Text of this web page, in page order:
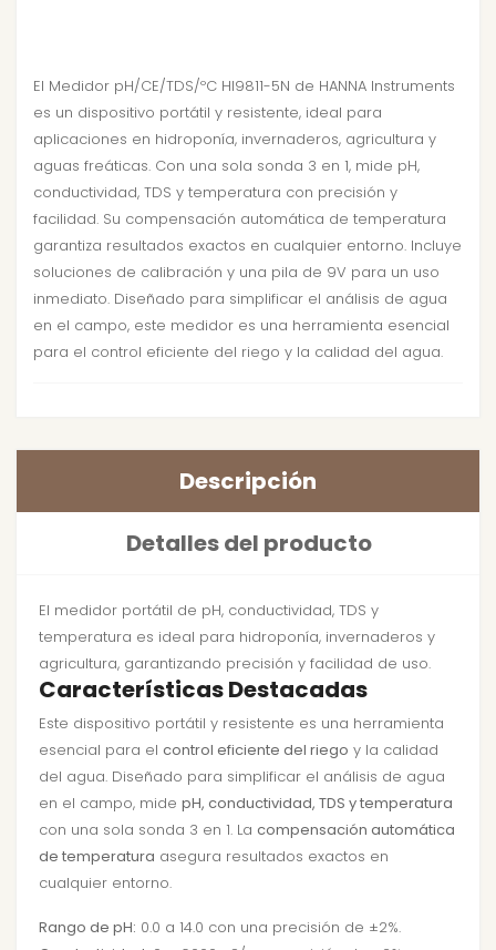
El Medidor pH/CE/TDS/ºC HI9811-5N de HANNA Instruments
es un dispositivo portátil y resistente, ideal para
aplicaciones en hidroponía, invernaderos, agricultura y
aguas freáticas. Con una sola sonda 3 en 1, mide pH,
conductividad, TDS y temperatura con precisión y
facilidad. Su compensación automática de temperatura
garantiza resultados exactos en cualquier entorno. Incluye
soluciones de calibración y una pila de 9V para un uso
inmediato. Diseñado para simplificar el análisis de agua
en el campo, este medidor es una herramienta esencial
para el control eficiente del riego y la calidad del agua.
Descripción
Detalles del producto
El medidor portátil de pH, conductividad, TDS y
temperatura es ideal para hidroponía, invernaderos y
agricultura, garantizando precisión y facilidad de uso.
Características Destacadas
Este dispositivo portátil y resistente es una herramienta
esencial para el control eficiente del riego y la calidad
del agua. Diseñado para simplificar el análisis de agua
en el campo, mide pH, conductividad, TDS y temperatura
con una sola sonda 3 en 1. La compensación automática
de temperatura asegura resultados exactos en
cualquier entorno.
Rango de pH: 0.0 a 14.0 con una precisión de ±2%.